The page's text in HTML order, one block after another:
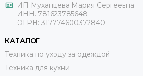
ИП Муханцева Мария Сергеевна
ИНН: 781623785648
ОГРН: 317774600372840
КАТАЛОГ
Техника по уходу за одеждой
Техника для кухни